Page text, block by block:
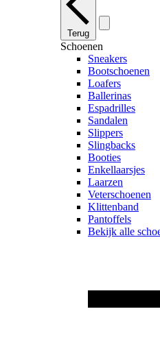
Terug
Schoenen
Sneakers
Bootschoenen
Loafers
Ballerinas
Espadrilles
Sandalen
Slippers
Slingbacks
Booties
Enkellaarsjes
Laarzen
Veterschoenen
Klittenband
Pantoffels
Bekijk alle